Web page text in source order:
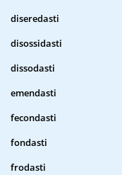
diseredasti
disossidasti
dissodasti
emendasti
fecondasti
fondasti
frodasti